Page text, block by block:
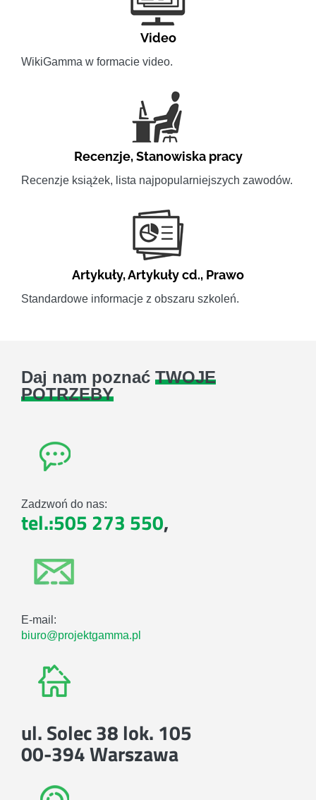
Video
WikiGamma w formacie video.
Recenzje,Stanowiska pracy
Recenzje książek, lista najpopularniejszych zawodów.
Artykuły,Artykuły cd., Prawo
Standardowe informacje z obszaru szkoleń.
Daj nam poznać TWOJE
POTRZEBY
Zadzwoń do nas:
tel.:505 273 550,
E-mail:
biuro@projektgamma.pl
ul. Solec 38 lok. 105
00-394 Warszawa